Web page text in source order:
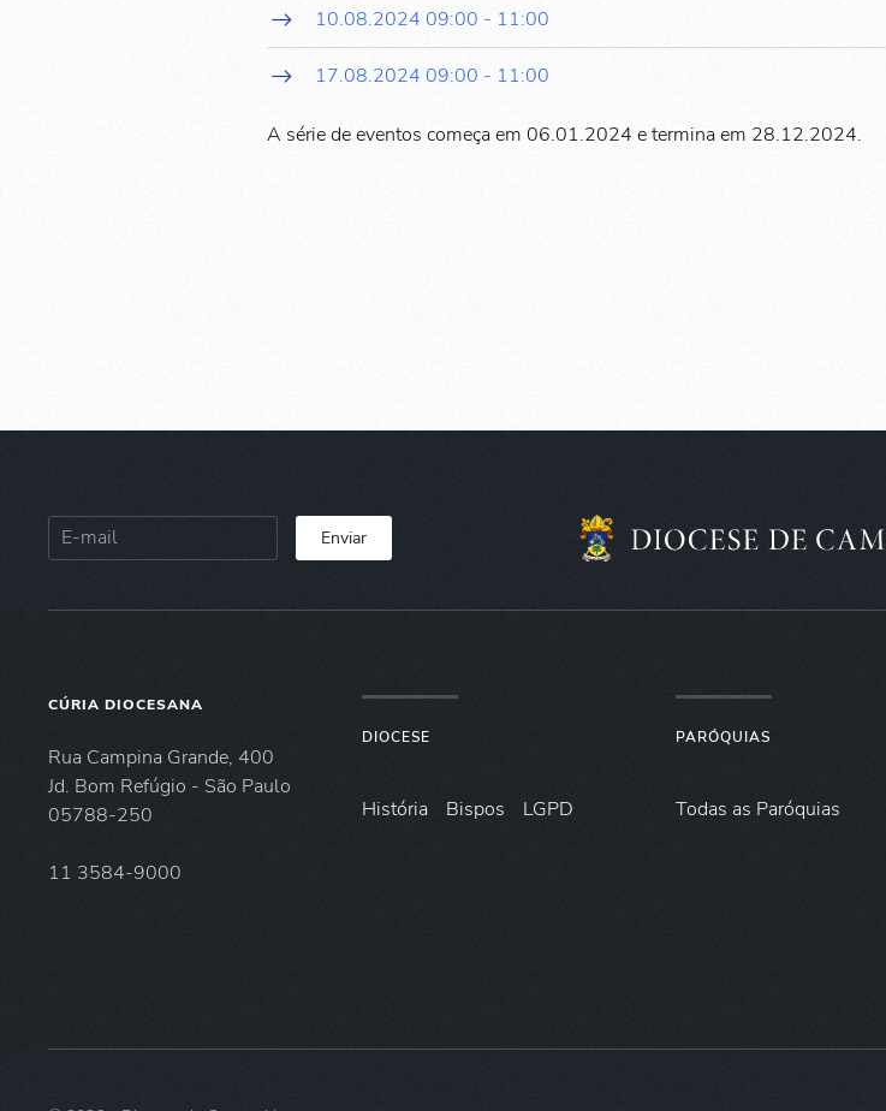
10.08.2024 09:00 - 11:00
17.08.2024 09:00 - 11:00
A série de eventos começa em 06.01.2024 e termina em 28.12.2024.
Enviar
CÚRIA DIOCESANA
Rua Campina Grande, 400
Jd. Bom Refúgio - São Paulo
05788-250
11 3584-9000
DIOCESE
História Bispos LGPD
PARÓQUIAS
Todas as Paróquias